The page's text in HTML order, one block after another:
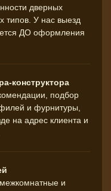
дверных
типов. У нас выезд
ДО оформления
конструктора
подбор
и фурнитуры,
на адрес клиента и
и